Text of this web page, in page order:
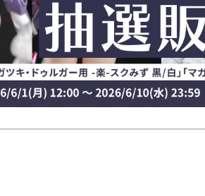
トパーツの補正につい
産される部品なので、
合があります。予めご
形によりうまく組み立
ーを利用して柔らか
。
方法についての映像を